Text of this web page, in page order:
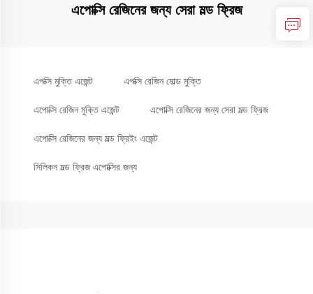
এপোক্সি রেজিনের জন্য সেরা মল্ড ফ্রিজ
এপক্সি মুক্তি এজেন্ট এপক্সি রেজিন মোল্ড মুক্তি
এপোক্সি রেজিন মুক্তি এজেন্ট এপোক্সি রেজিনের জন্য সেরা মল্ড ফ্রিজ
এপোক্সি রেজিনের জন্য মল্ড ফ্রিইং এজেন্ট
সিলিকন মল্ড ফ্রিজ এপোক্সির জন্য